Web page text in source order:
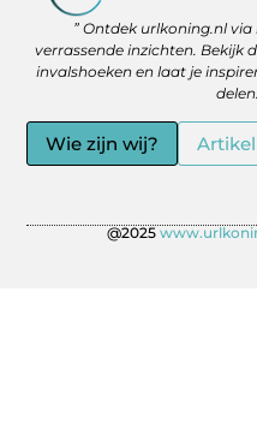
” Ontdek urlkoning.nl
verrassende inzichten. Bekijk
invalshoeken en laat je
Wie zijn wij?
@2025